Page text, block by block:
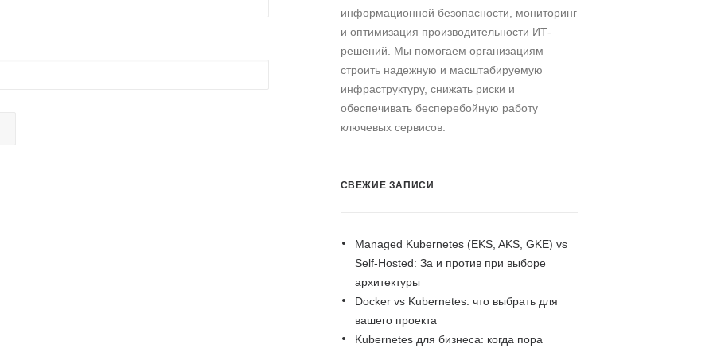
информационной безопасности, мониторинг
и оптимизация производительности ИТ-
решений. Мы помогаем организациям
строить надежную и масштабируемую
инфраструктуру, снижать риски и
обеспечивать бесперебойную работу
ключевых сервисов.
СВЕЖИЕ ЗАПИСИ
Managed Kubernetes (EKS, AKS, GKE) vs
Self-Hosted: За и против при выборе
архитектуры
Docker vs Kubernetes: что выбрать для
вашего проекта
Kubernetes для бизнеса: когда пора